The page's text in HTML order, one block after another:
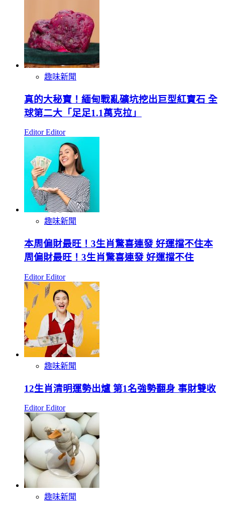
趣味新聞
真的大秘寶！緬甸戰亂礦坑挖出巨型紅寶石 全
球第二大「足足1.1萬克拉」
Editor Editor
趣味新聞
本周偏財最旺！3生肖驚喜連發 好運擋不住本
周偏財最旺！3生肖驚喜連發 好運擋不住
Editor Editor
趣味新聞
12生肖清明運勢出爐 第1名強勢翻身 事財雙收
Editor Editor
趣味新聞